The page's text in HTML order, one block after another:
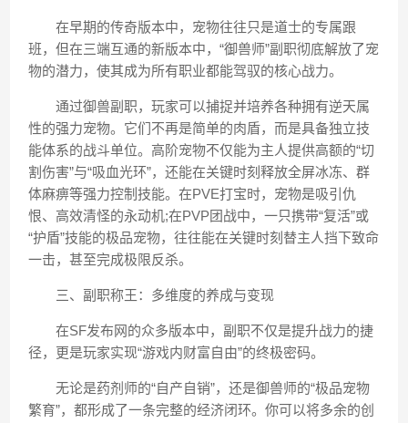
在早期的传奇版本中，宠物往往只是道士的专属跟
班，但在三端互通的新版本中，“御兽师”副职彻底解放了宠
物的潜力，使其成为所有职业都能驾驭的核心战力。
通过御兽副职，玩家可以捕捉并培养各种拥有逆天属
性的强力宠物。它们不再是简单的肉盾，而是具备独立技
能体系的战斗单位。高阶宠物不仅能为主人提供高额的“切
割伤害”与“吸血光环”，还能在关键时刻释放全屏冰冻、群
体麻痹等强力控制技能。在PVE打宝时，宠物是吸引仇
恨、高效清怪的永动机;在PVP团战中，一只携带“复活”或
“护盾”技能的极品宠物，往往能在关键时刻替主人挡下致命
一击，甚至完成极限反杀。
三、副职称王：多维度的养成与变现
在SF发布网的众多版本中，副职不仅是提升战力的捷
径，更是玩家实现“游戏内财富自由”的终极密码。
无论是药剂师的“自产自销”，还是御兽师的“极品宠物
繁育”，都形成了一条完整的经济闭环。你可以将多余的创